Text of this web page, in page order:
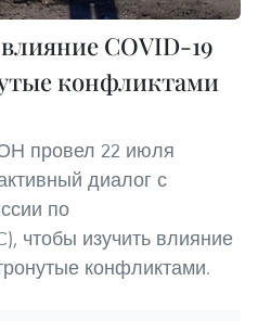
COVID-19
конфликтами
провел 22 июля
диалог с
по
чтобы изучить влияние
конфликтами.